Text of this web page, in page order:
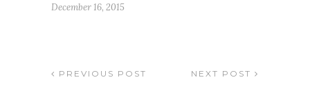
December 16, 2015
PREVIOUS POST NEXT POST